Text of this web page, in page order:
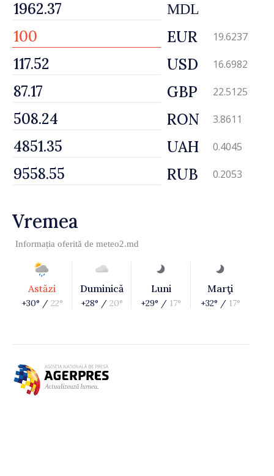
MDL
EUR 19.6237
USD 16.6982
GBP 22.5125
RON 3.8611
UAH 0.4045
RUB 0.2053
Vremea
Informația oferită de meteo2.md
Astăzi
+30° / 22°
Duminică
+28° / 20°
Luni
+29° / 17°
Marţi
+32° / 17°